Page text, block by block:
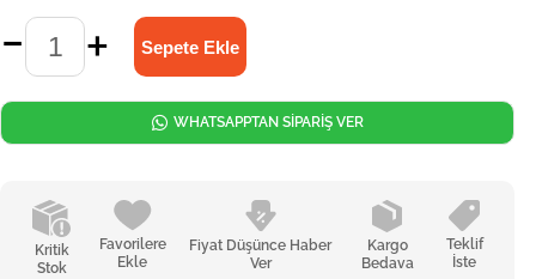
Kritik
Stok
Favorilere
Ekle
Fiyat Düşünce Haber
Ver
Kargo
Bedava
Teklif
İste
WHATSAPPTAN SİPARİŞ VER